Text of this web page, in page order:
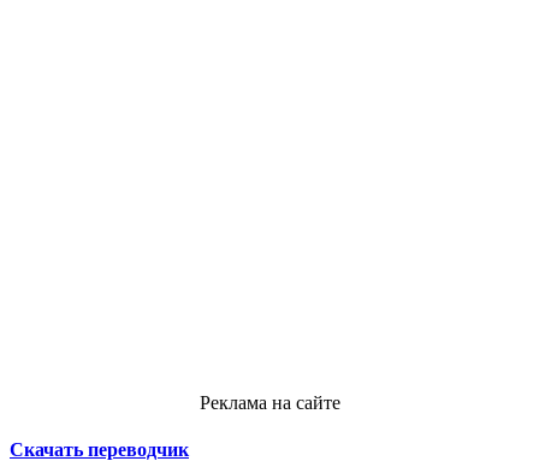
Реклама на сайте
Скачать переводчик